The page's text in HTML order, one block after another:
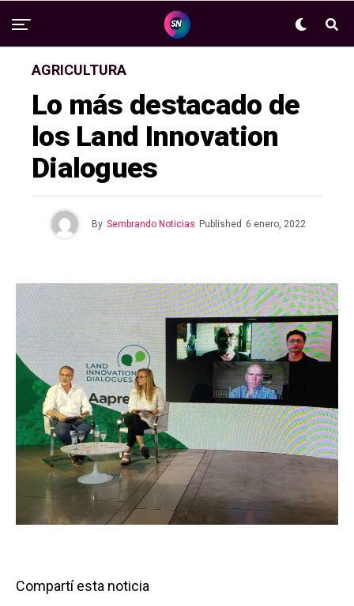
AGRICULTURA
Lo más destacado de
los Land Innovation
Dialogues
By Sembrando Noticias Published 6 enero, 2022
Compartí esta noticia